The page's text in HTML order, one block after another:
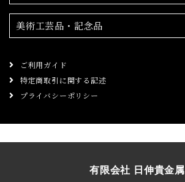
美術工芸品・記念品
ご利用ガイド
特定商取引に関する記述
プライバシーポリシー
有限会社 日伸貴金属